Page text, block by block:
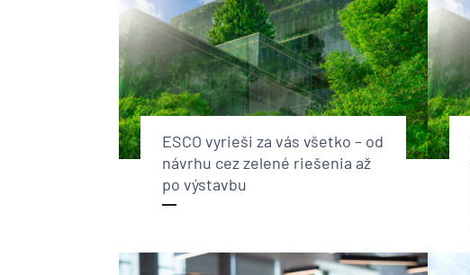
ESCO vyrieši za vás všetko – od
návrhu cez zelené riešenia až
po výstavbu